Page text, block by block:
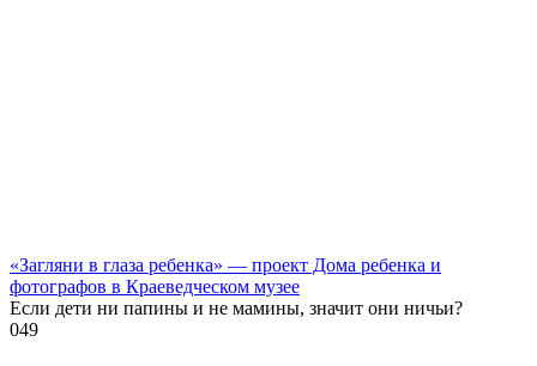
«Загляни в глаза ребенка» — проект Дома ребенка и
фотографов в Краеведческом музее
Если дети ни папины и не мамины, значит они ничьи?
049